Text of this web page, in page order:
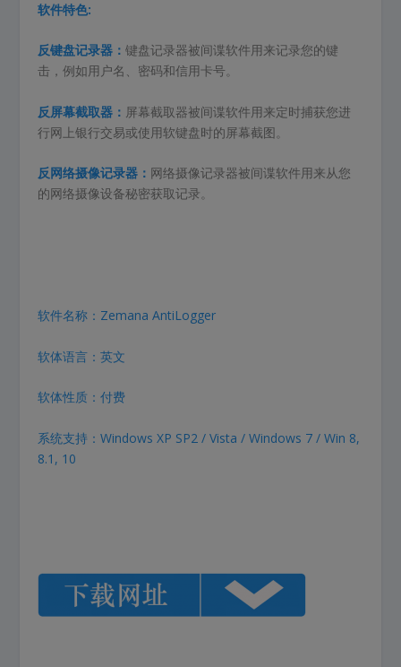
软件特色:
反键盘记录器 ：键盘记录器被间谍软件用来记录您的键
击，例如用户名、密码和信用卡号。
反屏幕截取器 ： 屏幕截取器被间谍软件用来定时捕获您进
行网上银行交易或使用软键盘时的屏幕截图。
反网络摄像记录器： 网络摄像记录器被间谍软件用来从您
的网络摄像设备秘密获取记录。
软件名称：Zemana AntiLogger
软体语言：英文
软体性质：付费
系统支持：Windows XP SP2 / Vista / Windows 7 / Win 8,
8.1, 10